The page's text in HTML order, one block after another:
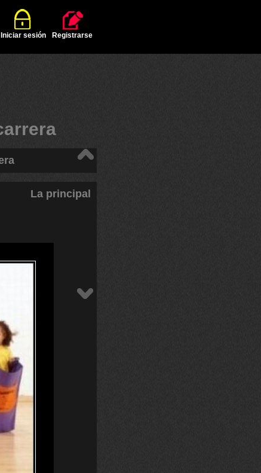
Iniciar sesión Registrarse
La principal